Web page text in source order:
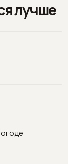
лучше